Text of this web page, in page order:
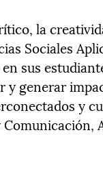
la
Sociales
sus
y generar
y